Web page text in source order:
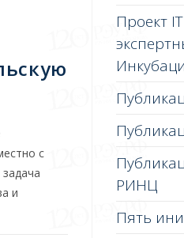
с
и
Проект
РИНЦ
Пять